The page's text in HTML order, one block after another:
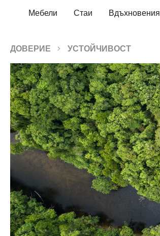
към основното съдържание
Преминете към търсенето
Преминете към основната навигация
Мебели Стаи Вдъхновения
ДОВЕРИЕ УСТОЙЧИВОСТ